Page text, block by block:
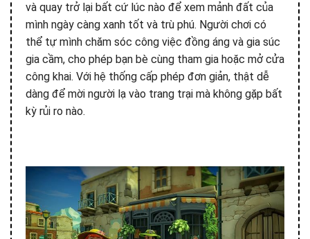
và quay trở lại bất cứ lúc nào để xem mảnh đất của
mình ngày càng xanh tốt và trù phú. Người chơi có
thể tự mình chăm sóc công việc đồng áng và gia súc
gia cầm, cho phép bạn bè cùng tham gia hoặc mở cửa
công khai. Với hệ thống cấp phép đơn giản, thật dễ
dàng để mời người lạ vào trang trại mà không gặp bất
kỳ rủi ro nào.